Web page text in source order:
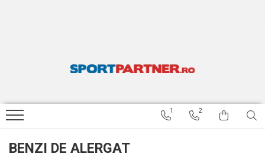
Benzi de alergat
Costume de baie fete
Costume de baie femei
Palete de tenis de masa
BENZI DE ALERGARE RESIGILATE
ARTICOLE INOT SPEEDO
RESIGILATE
APARATE MULTIFUNCTIONALE
1 2
BENZI DE ALERGAT